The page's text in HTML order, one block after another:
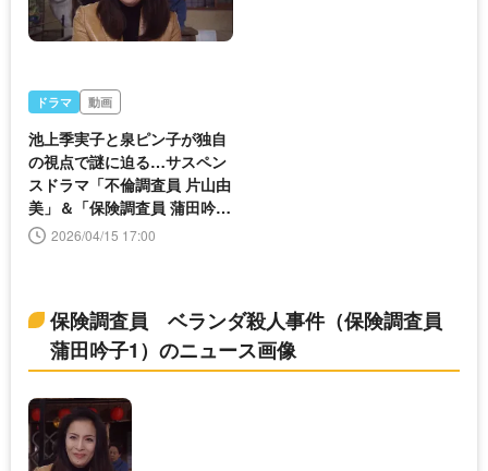
ドラマ 動画
池上季実子と泉ピン子が独自
の視点で謎に迫る…サスペン
スドラマ「不倫調査員 片山由
美」＆「保険調査員 蒲田吟
子」無料放送
2026/04/15 17:00
保険調査員 ベランダ殺人事件（保険調査員
蒲田吟子1）のニュース画像